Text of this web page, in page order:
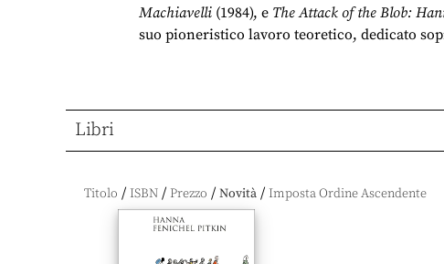
Machiavelli (1984), e The Attack of the Blob:
suo pioneristico lavoro teoretico, dedicato
Libri
Titolo / ISBN / Prezzo / Novità /